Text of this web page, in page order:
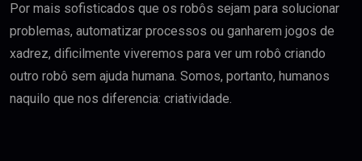
Por mais sofisticados que os robôs sejam para solucionar
problemas, automatizar processos ou ganharem jogos de
xadrez, dificilmente viveremos para ver um robô criando
outro robô sem ajuda humana. Somos, portanto, humanos
naquilo que nos diferencia: criatividade.